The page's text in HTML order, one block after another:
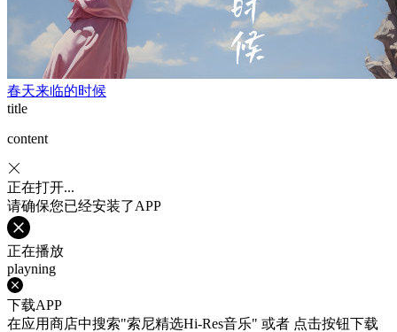
春天来临的时候
title
content
正在打开...
请确保您已经安装了APP
正在播放
playning
下载APP
在应用商店中搜索"索尼精选Hi-Res音乐" 或者 点击按钮下载